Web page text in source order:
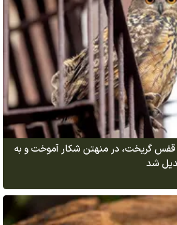
قفس گریخت، در منهتن شکار آموخت و به
شد